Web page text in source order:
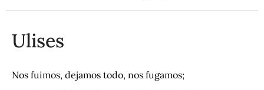
Ulises
Nos fuimos, dejamos todo, nos fugamos;